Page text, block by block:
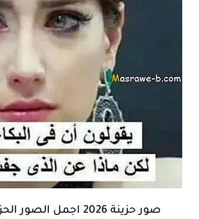
صور حزينة 2026 اجمل الصور الحزينة مع العبارات